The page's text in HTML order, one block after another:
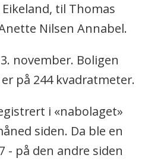
til Thomas
Nilsen Annabel.
november. Boligen
på 244 kvadratmeter.
i «nabolaget»
siden. Da ble en
- på den andre siden